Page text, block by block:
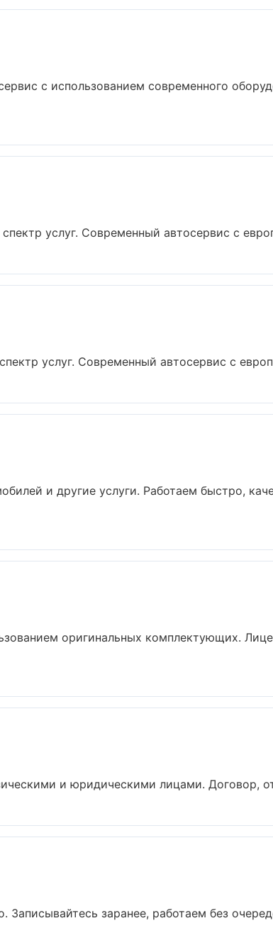
с использованием современного
услуг. Современный автосервис с
услуг. Современный автосервис с
и другие услуги. Работаем быстро,
оригинальных комплектующих.
и юридическими лицами. Договор,
Записывайтесь заранее, работаем без